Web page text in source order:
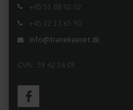
+45 51 88 02 02
+45 22 13 65 90
info@tranekaeret.dk
CVR.: 39 42 24 09